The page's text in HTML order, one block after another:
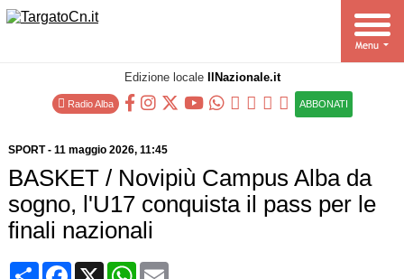
Edizione locale IlNazionale.it
Radio Alba ABBONATI
SPORT- 11 maggio 2026, 11:45
BASKET / Novipiù Campus Alba da
sogno, l'U17 conquista il pass per le
finali nazionali
CondividiFacebook
X WhatsApp
Email